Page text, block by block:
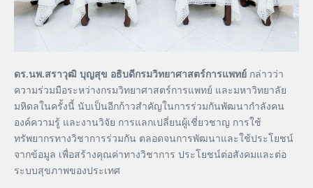
ดร.นพ.สราวุฒิ บุญสุข อธิบดีกรมวิทยาศาสตร์การแพทย์ กล่าวว่า
ความร่วมมือระหว่างกรมวิทยาศาสตร์การแพทย์ และมหาวิทยาลัย
มหิดลในครั้งนี้ นับเป็นอีกก้าวสำคัญในการร่วมกันพัฒนากำลังคน
องค์ความรู้ และงานวิจัย การแลกเปลี่ยนผู้เชี่ยวชาญ การใช้
ทรัพยากรทางวิชาการร่วมกัน ตลอดจนการพัฒนาและใช้ประโยชน์
จากข้อมูล เพื่อสร้างคุณค่าทางวิชาการ ประโยชน์ต่อสังคมและต่อ
ระบบสุขภาพของประเทศ